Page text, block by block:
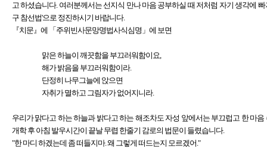
고 하셨습니다. 여러분께서는 선지식 만나 마음 공부하실 때 저처럼 자기 생각에
구 참선법'으로 정진하시기 바랍니다.
『치문』에 「주위빈사문망명법사식심명」에 보면
맑은 하늘이 깨끗함을 부끄러워함이요,
해가 밝음을 부끄러워함이라.
단정히 나무그늘에 앉으면
자취가 멸하고 그림자가 없어지니라.
우리가 맑다고 하는 하늘과 밝다고 하는 해조차도 자성 앞에서는 부끄럽고 한 마
개학 후 아침 발우시간이 끝날 무렵 한줄기 감로의 법문이 들렸습니다.
"한 마디 하겠는데 좀 떠들지마. 왜 그렇게 떠드는지 모르겠어."